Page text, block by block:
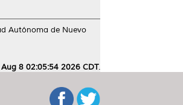
Autónoma de Nuevo
8 02:05:54 2026 CDT.